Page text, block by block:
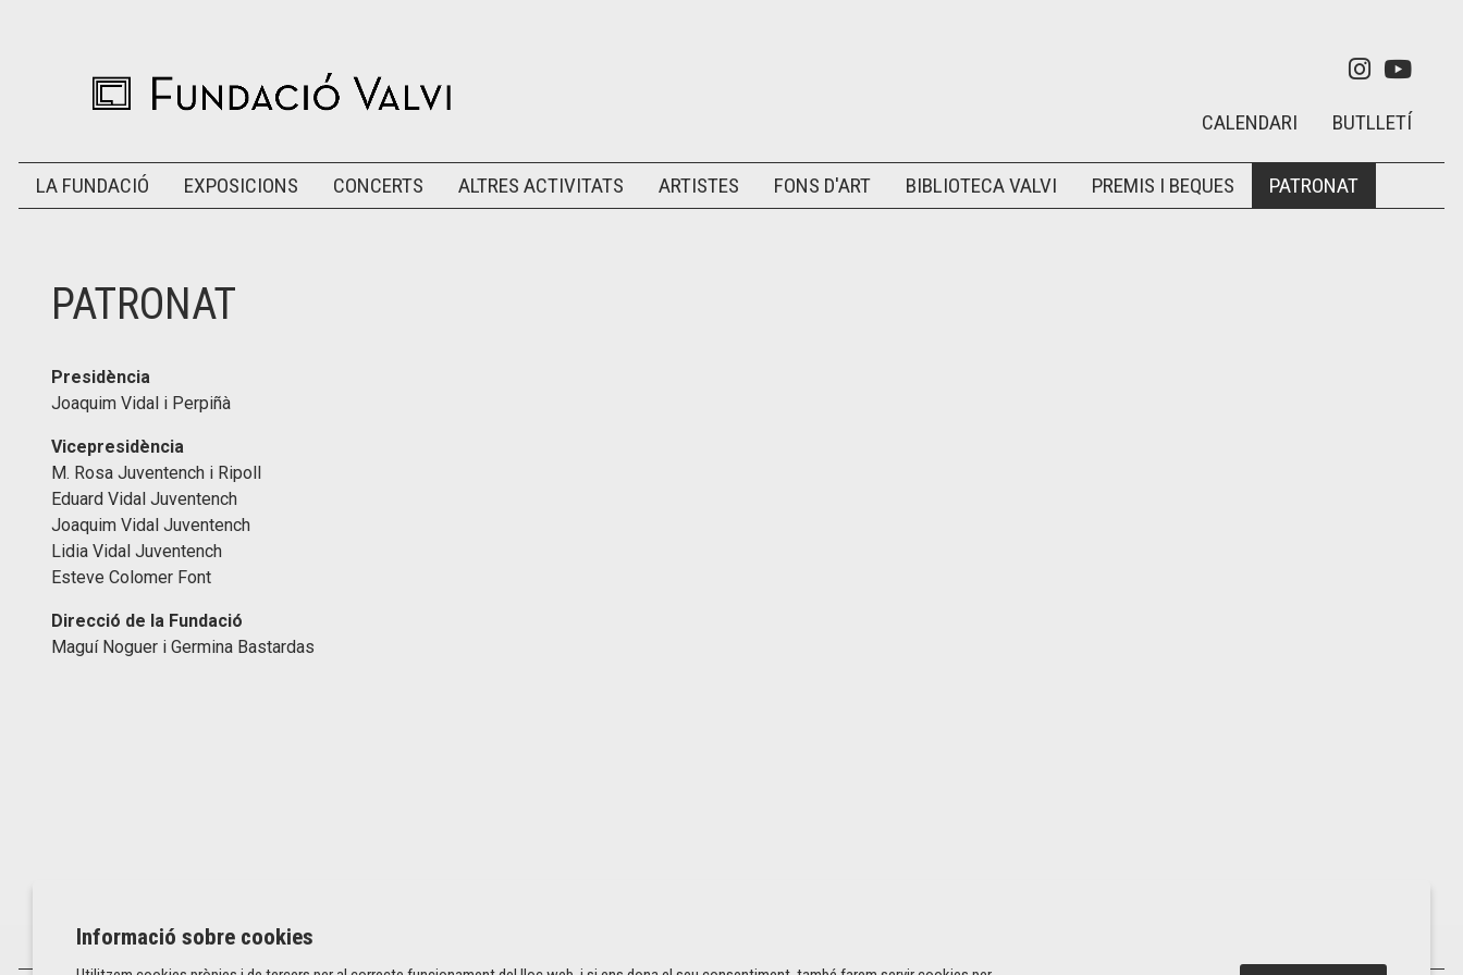
Link aLink
BUTLLETÍ
CALENDARI
LA FUNDACIÓ EXPOSICIONS CONCERTS ALTRES ACTIVITATS ARTISTES FONS D'ART BIBLIOTECA VALVI PREMIS I BEQUES PATRONAT
PATRONAT
Presidència
Joaquim Vidal i Perpiñà
Vicepresidència
M. Rosa Juventench i Ripoll
Eduard Vidal Juventench
Joaquim Vidal Juventench
Lidia Vidal Juventench
Esteve Colomer Font
Direcció de la Fundació
Maguí Noguer i Germina Bastardas
Informació sobre cookies